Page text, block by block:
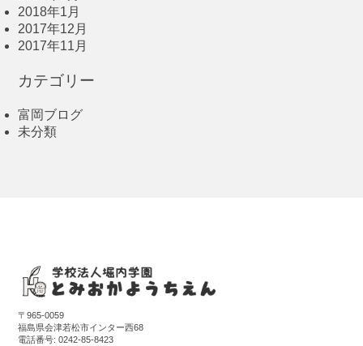
2018年1月
2017年12月
2017年11月
カテゴリー
富岡ブログ
未分類
〒965-0059
福島県会津若松市インター西68
電話番号:0242-85-8423